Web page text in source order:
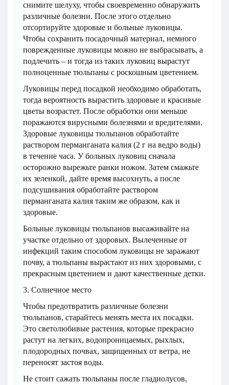
снимите шелуху, чтобы своевременно обнаружить
различные болезни. После этого отдельно
отсортируйте здоровые и больные луковицы.
Чтобы сохранить посадочный материал, немного
поврежденные луковицы можно не выбрасывать, а
подлечить – и тогда из таких луковиц вырастут
полноценные тюльпаны с роскошным цветением.
Луковицы перед посадкой необходимо обработать,
тогда вероятность вырастить здоровые и красивые
цветы возрастет. После обработки они меньше
поражаются вирусными болезнями и вредителями.
Здоровые луковицы тюльпанов обработайте
раствором перманганата калия (2 г на ведро воды)
в течение часа. У больных луковиц сначала
осторожно вырежьте ранки ножом. Затем смажьте
их зеленкой, дайте время высохнуть, а после
подсушивания обработайте раствором
перманганата калия таким же образом, как и
здоровые.
Больные луковицы тюльпанов высаживайте на
участке отдельно от здоровых. Вылеченные от
инфекций таким способом луковицы не заражают
почву, а тюльпаны вырастают из них здоровыми, с
прекрасным цветением и дают качественные детки.
3. Солнечное место
Чтобы предотвратить различные болезни
тюльпанов, старайтесь менять места их посадки.
Это светолюбивые растения, которые прекрасно
растут на легких, водопроницаемых, рыхлых,
плодородных почвах, защищенных от ветра, не
переносят застоя воды.
Не стоит сажать тюльпаны после гладиолусов,